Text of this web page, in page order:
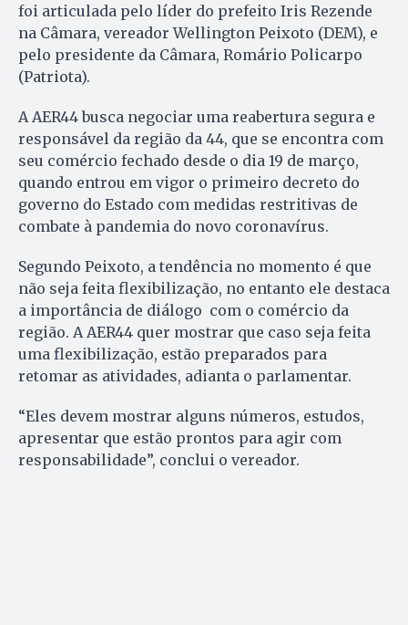
foi articulada pelo líder do prefeito Iris Rezende
na Câmara, vereador Wellington Peixoto (DEM), e
pelo presidente da Câmara, Romário Policarpo
(Patriota).
A AER44 busca negociar uma reabertura segura e
responsável da região da 44, que se encontra com
seu comércio fechado desde o dia 19 de março,
quando entrou em vigor o primeiro decreto do
governo do Estado com medidas restritivas de
combate à pandemia do novo coronavírus.
Segundo Peixoto, a tendência no momento é que
não seja feita flexibilização, no entanto ele destaca
a importância de diálogo com o comércio da
região. A AER44 quer mostrar que caso seja feita
uma flexibilização, estão preparados para
retomar as atividades, adianta o parlamentar.
“Eles devem mostrar alguns números, estudos,
apresentar que estão prontos para agir com
responsabilidade”, conclui o vereador.